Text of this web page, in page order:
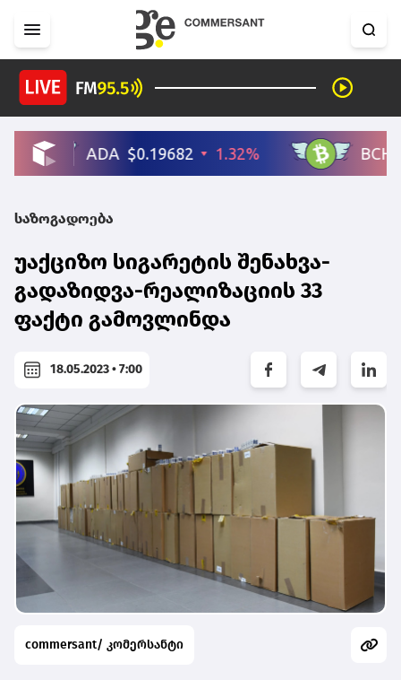
საზოგადოება
უაქციზო სიგარეტის შენახვა-
გადაზიდვა-რეალიზაციის 33
ფაქტი გამოვლინდა
18.05.2023 • 7:00
commersant/ კომერსანტი